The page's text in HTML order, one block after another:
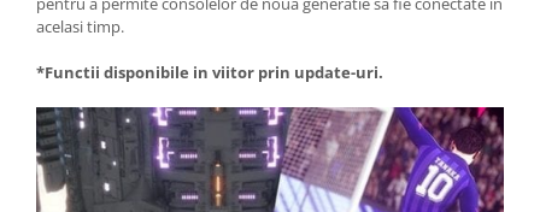
acelasi timp.
*Functii disponibile in viitor prin update-uri.